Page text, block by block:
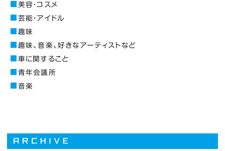
美容・コスメ
芸能・アイドル
趣味
趣味、音楽、好きなアーティストなど
車に関すること
青年会議所
音楽